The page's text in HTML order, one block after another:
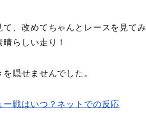
、改めてちゃんとレースを見てみ
らしい走り！
隠せませんでした。
ー戦はいつ？ネットでの反応